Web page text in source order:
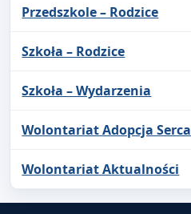
Przedszkole – Rodzice
Szkoła – Rodzice
Szkoła – Wydarzenia
Wolontariat Adopcja Serca
Wolontariat Aktualności